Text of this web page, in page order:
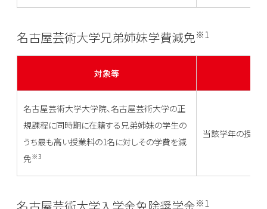
名古屋芸術大学兄弟姉妹学費減免※1
対象等
名古屋芸術大学大学院、名古屋芸術大学の正
規課程に同時期に在籍する兄弟姉妹の学生の
うち最も高い授業料の1名に対しその学費を減
免※3
当該学年の授業
※1